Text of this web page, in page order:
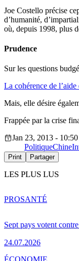
Joe Costello précise
d’humanité,
où, depuis 1998, plus
Prudence
Sur les questions
La cohérence de
Mais, elle désire
Frappée par la crise
Jan 23, 2013 - 10:50
PolitiqueChine
Print Partager
LES PLUS LUS
Sept pays votent
24.07.2026
PROSANTÉ
ÉCONOMIE